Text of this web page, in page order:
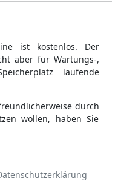
ist kostenlos. Der
aber für Wartungs-,
laufende
durch
wollen, haben Sie